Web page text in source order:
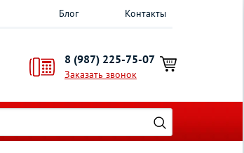
Блог Контакты
8 (987) 225-75-07
Заказать звонок